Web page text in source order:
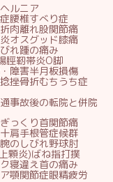
ルニア
腰椎すべり症
肉離れ股関節痛
オスグッド膝痛
れ踵の痛み
脛靭帯炎O脚
障害半月板損傷
挫骨折むちうち症
事故後の転院と併院
ぎっくり首関節痛
肩手根管症候群
腕のしびれ野球肘
顆炎)ばね指打撲
寝違え首の痛み
顎関節症眼精疲労